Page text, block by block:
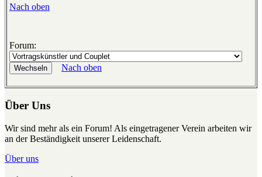
Nach oben
Forum:
Nach oben
Über Uns
Wir sind mehr als ein Forum! Als eingetragener Verein arbeiten wir
an der Beständigkeit unserer Leidenschaft.
Über uns